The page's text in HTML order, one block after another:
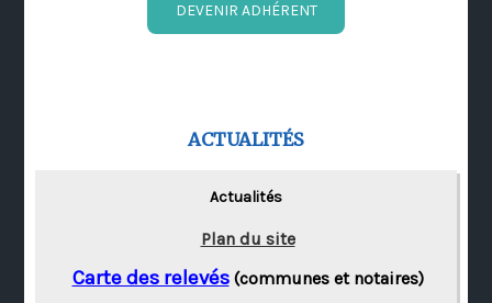
DEVENIR ADHÉRENT
ACTUALITÉS
Actualités
Plan du site
Carte des relevés(communes et notaires)